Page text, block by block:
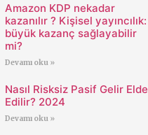
Amazon KDP nekadar
kazanılır ? Kişisel yayıncılık:
büyük kazanç sağlayabilir
mi?
Devamı oku »
Nasıl Risksiz Pasif Gelir Elde
Edilir? 2024
Devamı oku »